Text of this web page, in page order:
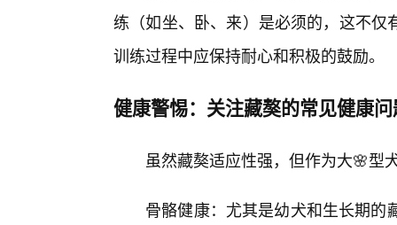
练（如坐、卧、来）是必须的，这不
训练过程中应保持耐心和积极的鼓励。
健康警惕：关注藏獒的常见健康
虽然藏獒适应性强，但作为大🌸型
骨骼健康：尤其是幼犬和生长期